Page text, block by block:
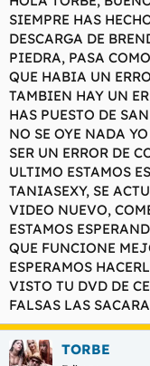
d
e
l
t
e
m
a
i
c
i
o
SIEMPRE HAS
DESCARGA DE
PIEDRA, PASA
QUE HABIA UN
TAMBIEN HAY UN
HAS PUESTO DE
NO SE OYE NADA
SER UN ERROR DE
ULTIMO ESTAMOS
TANIASEXY, SE
VIDEO NUEVO,
ESTAMOS
QUE FUNCIONE
ESPERAMOS
VISTO TU DVD DE
FALSAS LAS
TORBE